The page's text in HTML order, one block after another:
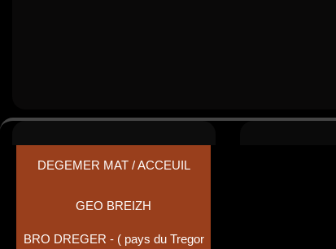
DEGEMER MAT / ACCEUIL
GEO BREIZH
BRO DREGER - ( pays du Tregor